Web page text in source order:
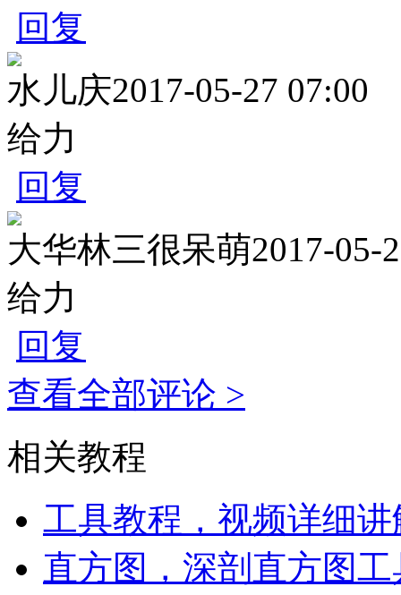
回复
水儿庆2017-05-27 07:00
给力
回复
大华林三很呆萌2017-05-
给力
回复
查看全部评论 >
相关教程
工具教程，视频详细讲
直方图，深剖直方图